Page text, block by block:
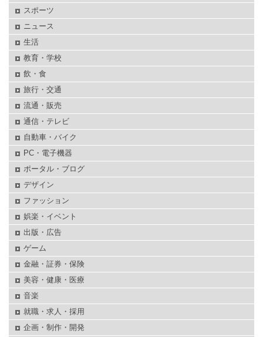
スポーツ
ニュース
生活
教育・学校
飲・食
旅行・交通
流通・販売
通信・テレビ
自動車・バイク
PC・電子機器
ポータル・ブログ
デザイン
ファッション
娯楽・イベント
出版・広告
ゲーム
金融・証券・保険
美容・健康・医療
音楽
就職・求人・採用
企画・制作・開発